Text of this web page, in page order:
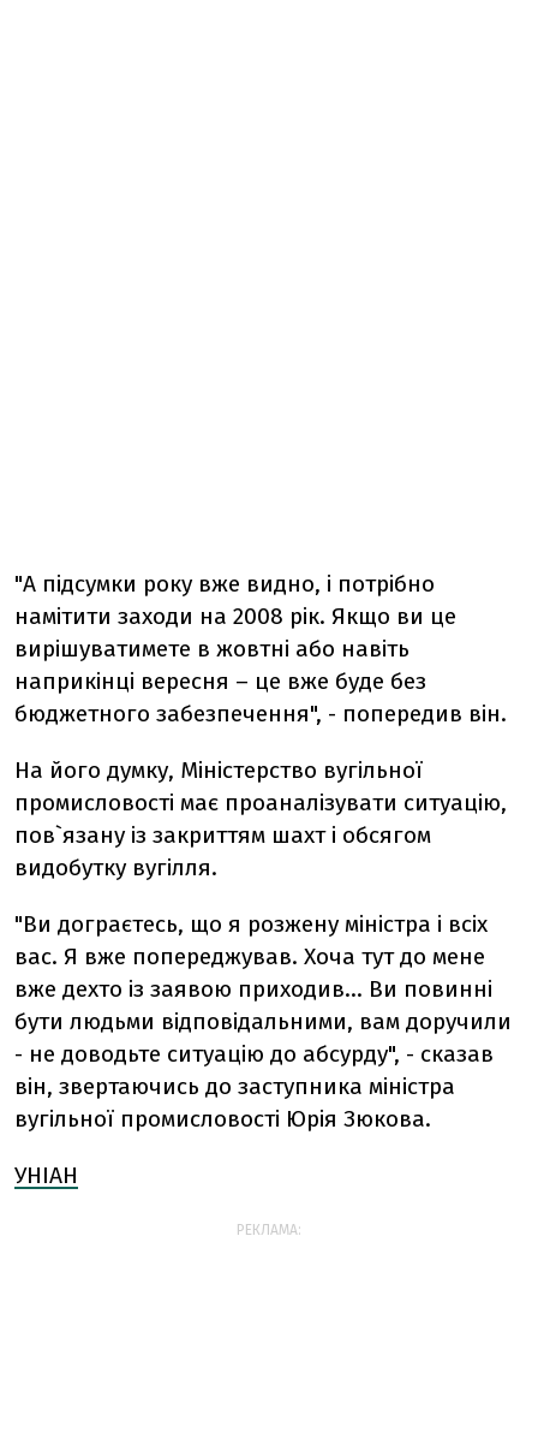
"А підсумки року вже видно, і потрібно
намітити заходи на 2008 рік. Якщо ви це
вирішуватимете в жовтні або навіть
наприкінці вересня – це вже буде без
бюджетного забезпечення", - попередив він.
На його думку, Міністерство вугільної
промисловості має проаналізувати ситуацію,
пов`язану із закриттям шахт і обсягом
видобутку вугілля.
"Ви дограєтесь, що я розжену міністра і всіх
вас. Я вже попереджував. Хоча тут до мене
вже дехто із заявою приходив… Ви повинні
бути людьми відповідальними, вам доручили
- не доводьте ситуацію до абсурду", - сказав
він, звертаючись до заступника міністра
вугільної промисловості Юрія Зюкова.
УНІАН
РЕКЛАМА: